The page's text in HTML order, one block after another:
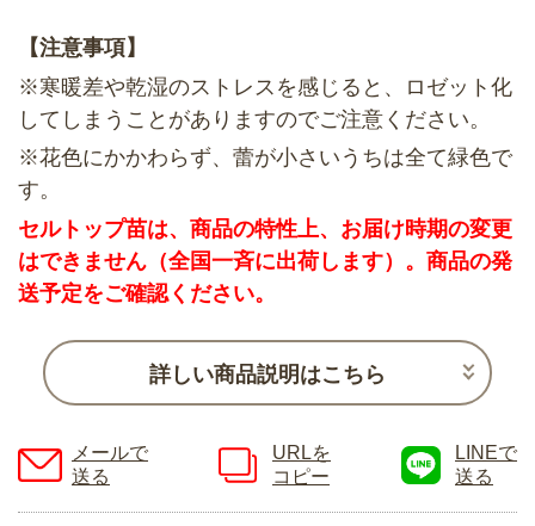
【注意事項】
※寒暖差や乾湿のストレスを感じると、ロゼット化
してしまうことがありますのでご注意ください。
※花色にかかわらず、蕾が小さいうちは全て緑色で
す。
セルトップ苗は、商品の特性上、お届け時期の変更
はできません（全国一斉に出荷します）。商品の発
送予定をご確認ください。
詳しい商品説明はこちら
メールで
送る
URLを
コピー
LINEで
送る